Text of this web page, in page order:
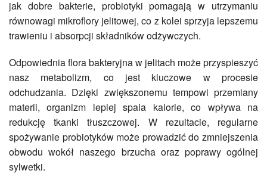
jak dobre bakterie, probiotyki pomagają w utrzymaniu
równowagi mikroflory jelitowej, co z kolei sprzyja lepszemu
trawieniu i absorpcji składników odżywczych.
Odpowiednia flora bakteryjna w jelitach może przyspieszyć
nasz metabolizm, co jest kluczowe w procesie
odchudzania. Dzięki zwiększonemu tempowi przemiany
materii, organizm lepiej spala kalorie, co wpływa na
redukcję tkanki tłuszczowej. W rezultacie, regularne
spożywanie probiotyków może prowadzić do zmniejszenia
obwodu wokół naszego brzucha oraz poprawy ogólnej
sylwetki.